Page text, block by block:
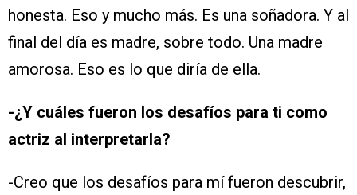
honesta. Eso y mucho más. Es una soñadora. Y al
final del día es madre, sobre todo. Una madre
amorosa. Eso es lo que diría de ella.
-¿Y cuáles fueron los desafíos para ti como
actriz al interpretarla?
-Creo que los desafíos para mí fueron descubrir,